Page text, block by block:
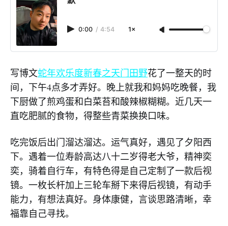
0:00 / 4:54 1×
写博文蛇年欢乐度新春之天门田野花了一整天的时
间，下午4点多才弄好。晚上就我和妈妈吃晚餐，我
下厨做了煎鸡蛋和白菜苔和酸辣椒糊糊。近几天一
直吃肥腻的食物，得整些青菜换换口味。
吃完饭后出门溜达溜达。运气真好，遇见了夕阳西
下。遇着一位寿龄高达八十二岁得老大爷，精神奕
奕，骑着自行车，有特色得是自己定制了一款后视
镜。一枚长杆加上三轮车掰下来得后视镜，有动手
能力，有想法真好。身体康健，言谈思路清晰，幸
福靠自己寻找。